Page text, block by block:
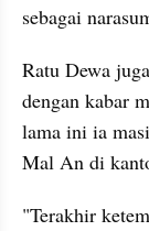
sebagai
Ratu Dewa
dengan kabar
lama ini ia
Mal An di
"Terakhir